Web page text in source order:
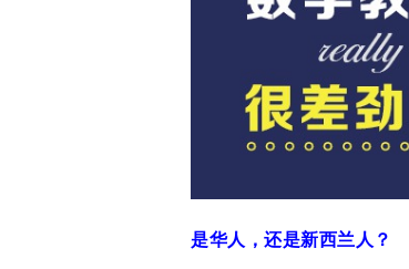
是华人，还是新西兰人？